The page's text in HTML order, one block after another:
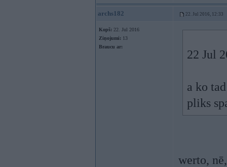
archs182 22. Jul 2016, 12:33
Kopš: 22. Jul 2016
Ziņojumi: 13
Braucu ar:
22 Jul
a ko
pliks
werto,